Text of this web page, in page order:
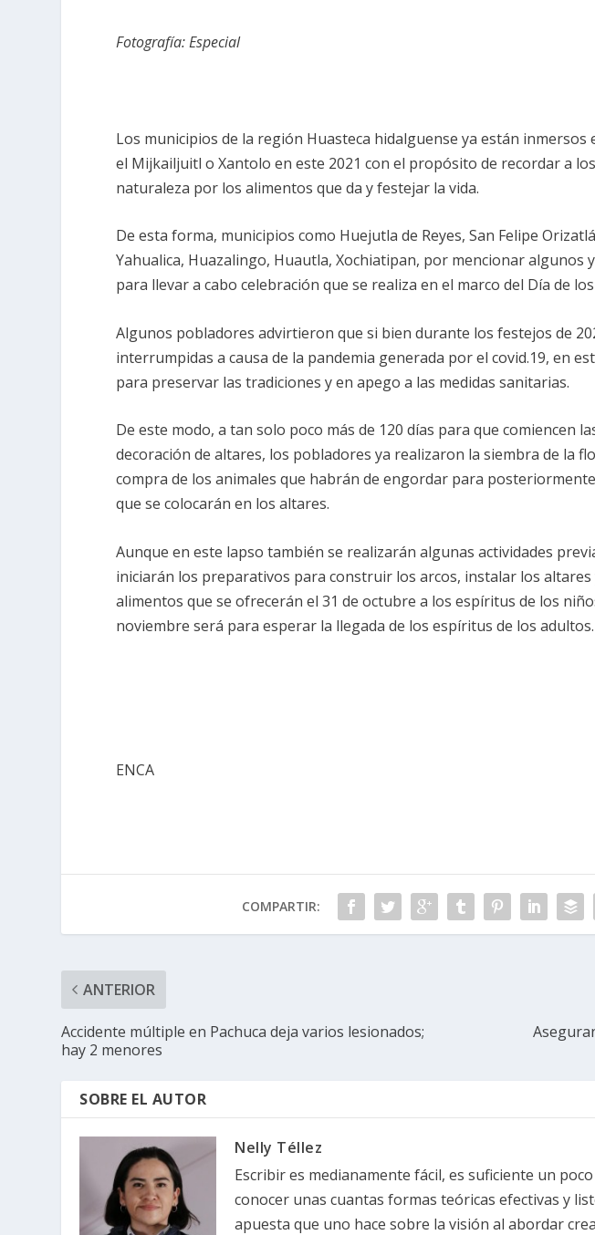
Fotografía: Especial
Los municipios de la región Huasteca hidalguense ya están
el Mijkailjuitl o Xantolo en este 2021 con el propósito de recordar a
naturaleza por los alimentos que da y festejar la vida.
De esta forma, municipios como Huejutla de Reyes, San Felipe
Yahualica, Huazalingo, Huautla, Xochiatipan, por mencionar algunos
para llevar a cabo celebración que se realiza en el marco del Día de
Algunos pobladores advirtieron que si bien durante los festejos de
interrumpidas a causa de la pandemia generada por el covid.19, en
para preservar las tradiciones y en apego a las medidas sanitarias.
De este modo, a tan solo poco más de 120 días para que comiencen
decoración de altares, los pobladores ya realizaron la siembra de la
compra de los animales que habrán de engordar para
que se colocarán en los altares.
Aunque en este lapso también se realizarán algunas actividades
iniciarán los preparativos para construir los arcos, instalar los
alimentos que se ofrecerán el 31 de octubre a los espíritus de los
noviembre será para esperar la llegada de los espíritus de los adultos.
ENCA
COMPARTIR:
ANTERIOR
Accidente múltiple en Pachuca deja varios lesionados;
hay 2 menores
SOBRE EL AUTOR
Nelly Téllez
Escribir es medianamente fácil, es suficiente un
conocer unas cuantas formas teóricas efectivas y
apuesta que uno hace sobre la visión al abordar